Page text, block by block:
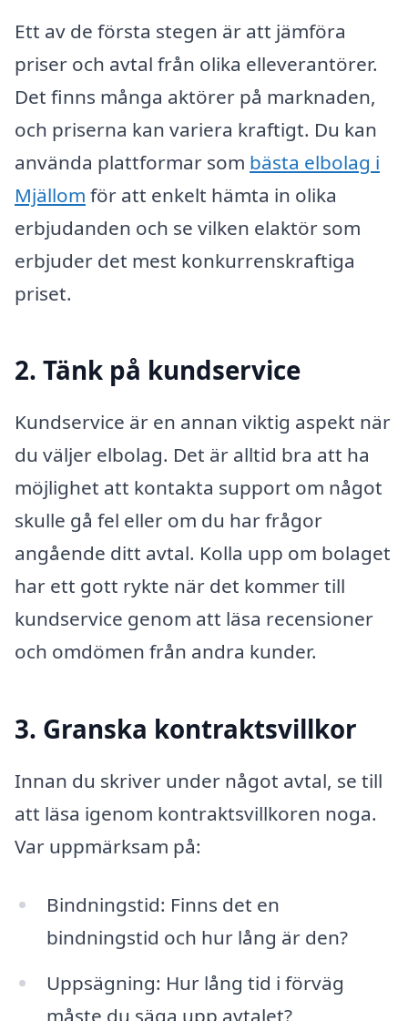
Ett av de första stegen är att jämföra
priser och avtal från olika elleverantörer.
Det finns många aktörer på marknaden,
och priserna kan variera kraftigt. Du kan
använda plattformar som bästa elbolag i
Mjällom för att enkelt hämta in olika
erbjudanden och se vilken elaktör som
erbjuder det mest konkurrenskraftiga
priset.
2. Tänk på kundservice
Kundservice är en annan viktig aspekt när
du väljer elbolag. Det är alltid bra att ha
möjlighet att kontakta support om något
skulle gå fel eller om du har frågor
angående ditt avtal. Kolla upp om bolaget
har ett gott rykte när det kommer till
kundservice genom att läsa recensioner
och omdömen från andra kunder.
3. Granska kontraktsvillkor
Innan du skriver under något avtal, se till
att läsa igenom kontraktsvillkoren noga.
Var uppmärksam på:
Bindningstid: Finns det en
bindningstid och hur lång är den?
Uppsägning: Hur lång tid i förväg
måste du säga upp avtalet?